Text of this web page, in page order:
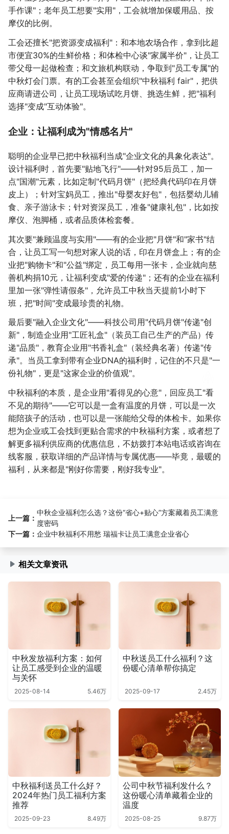
手作课"；老年员工想要"实用"，工会就增加保暖用品、按
摩仪的比例。
工会还擅长"把资源变成福利"：和本地农场合作，拿到比超
市便宜30%的生鲜价格；和体检中心谈"家属半价"，让员工
带父母一起做检查；和文旅机构联动，争取到"员工专属"的
中秋灯会门票。有的工会甚至会组织"中秋福利 fair"，把供
应商请进公司，让员工现场试吃月饼、挑选生鲜，把"福利
选择"变成"互动体验"。
企业：让福利成为"情感名片"
聪明的企业早已把中秋福利当成"企业文化的具象化表达"。
设计福利时，首先要"贴地飞行"——针对95后员工，加一
点"国潮"元素，比如定制"代码月饼"（把经典代码印在月饼
皮上）；针对宝妈员工，推出"母婴友好包"，包括婴幼儿辅
食、亲子游泳卡；针对资深员工，准备"健康礼包"，比如按
摩仪、泡脚桶，或者品质体检套餐。
其次要"兼顾温度与实用"——有的企业把"月饼"和"家书"结
合，让员工写一句想对家人说的话，印在月饼盒上；有的企
业把"购物卡"和"公益"绑定，员工每用一张卡，企业就向慈
善机构捐10元，让福利变成"爱的传递"；还有的企业在福利
里加一张"弹性请假条"，允许员工中秋当天提前1小时下
班，把"时间"变成最珍贵的礼物。
最后要"融入企业文化"——科技公司用"代码月饼"传递"创
新"，制造企业用"工匠礼盒"（装员工自己生产的产品）传
递"品质"，教育企业用"书香礼盒"（装经典名著）传递"传
承"。当员工拿到带有企业DNA的福利时，记住的不只是"一
份礼物"，更是"这家企业的价值观"。
中秋福利的本质，是企业用"看得见的心意"，回应员工"看
不见的期待"——它可以是一盒有温度的月饼，可以是一次
能陪孩子的活动，也可以是一张能给父母的体检卡。如果你
想为企业或工会找到更贴合需求的中秋福利方案，或者想了
解更多福利供应商的优惠信息，不妨拨打本站电话或咨询在
线客服，获取详细的产品详情与专属优惠——毕竟，最暖的
福利，从来都是"刚好你需要，刚好我专业"。
上一篇：
中秋企业福利怎么选？这份“省心+贴心”方案藏着员工满意
度密码
下一篇： 企业中秋福利不用愁 瑞福卡让员工满意企业省心
相关文章资讯
中秋发放福利方案：如何
让员工感受到企业的温暖
与关怀
2025-08-14 5.46万
中秋送员工什么福利？这
份暖心清单帮你搞定
2025-09-17 2.45万
中秋福利送员工什么好？
2024年热门员工福利方案
推荐
2025-09-23 8.49万
公司中秋节福利发什么？
这份暖心清单藏着企业的
温度
2025-08-25 9.87万